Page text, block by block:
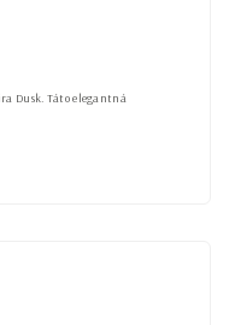
Dusk. Táto elegantná